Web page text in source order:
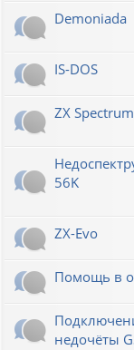
Demoniada
IS-DOS
ZX
56K
ZX-Evo
Помощь в
недочёты